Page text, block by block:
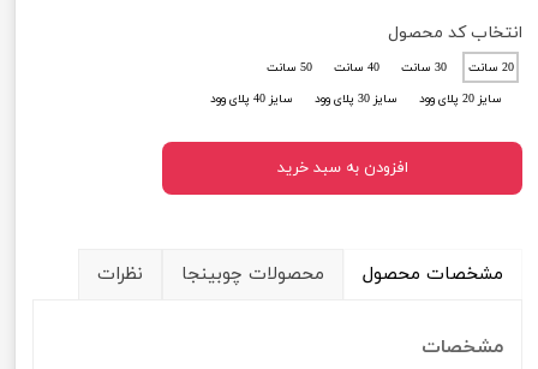
انتخاب کد محصول
20 سانت 30 سانت 40 سانت
50 سانت
سایز 20 پلای وود
سایز 30 پلای وود سایز 40 پلای وود
افزودن به سبد خرید
مشخصات محصول محصولات چوبینجا نظرات
مشخصات